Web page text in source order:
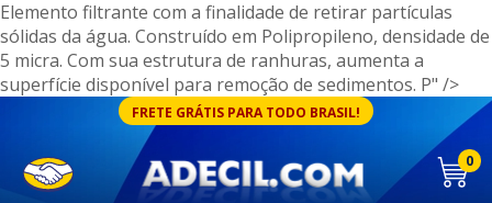
Elemento filtrante com a finalidade de retirar partículas
sólidas da água. Construído em Polipropileno, densidade de
5 micra. Com sua estrutura de ranhuras, aumenta a
superfície disponível para remoção de sedimentos. P" />
FRETE GRÁTIS PARA TODO BRASIL!
0